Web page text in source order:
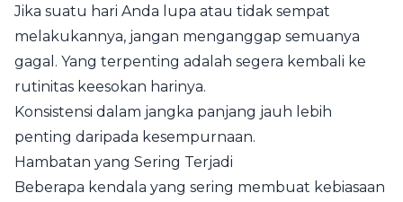
Jika suatu hari Anda lupa atau tidak sempat
melakukannya, jangan menganggap semuanya
gagal. Yang terpenting adalah segera kembali ke
rutinitas keesokan harinya.
Konsistensi dalam jangka panjang jauh lebih
penting daripada kesempurnaan.
Hambatan yang Sering Terjadi
Beberapa kendala yang sering membuat kebiasaan